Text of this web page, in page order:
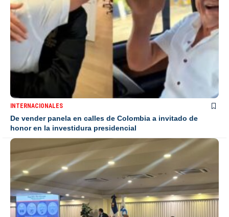
INTERNACIONALES
De vender panela en calles de Colombia a invitado de
honor en la investidura presidencial